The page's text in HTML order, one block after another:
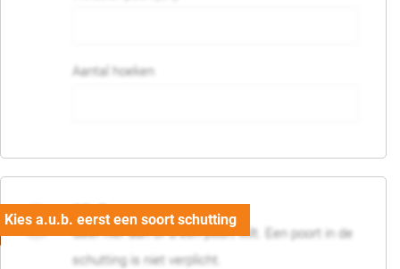
Aantal hoeken
05. Poort
Geef hier aan of u een poort wilt. Een poort in de
schutting is niet verplicht.